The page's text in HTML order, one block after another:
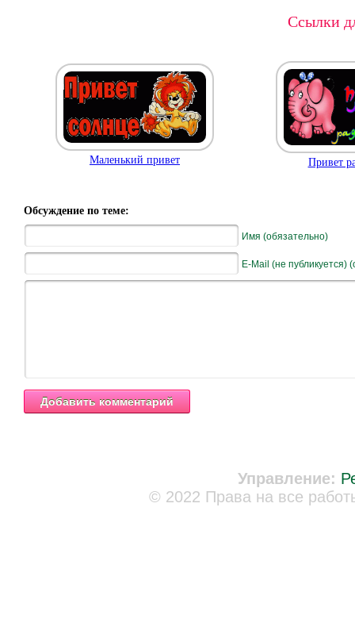
Ссылки
Маленький привет Привет
Обсуждение по теме:
Имя (обязательно)
E-Mail (не публикуется)
Управление:
© 2022 Права на все